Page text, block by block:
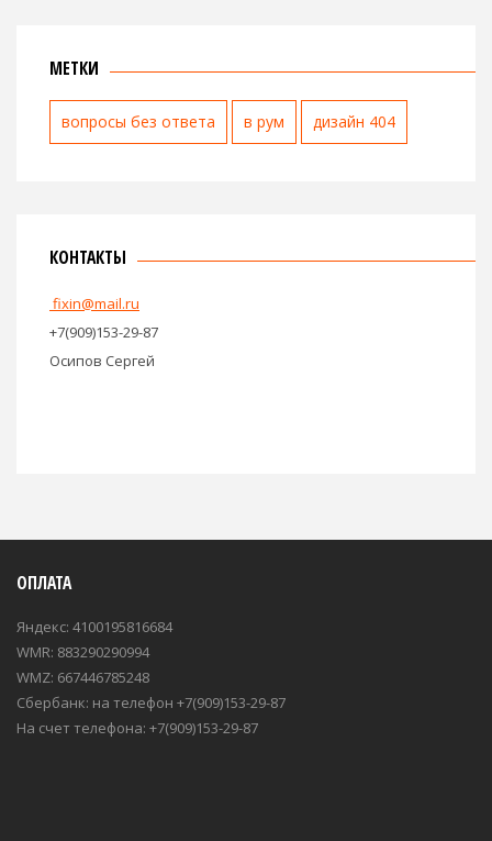
МЕТКИ
вопросы без ответа в рум дизайн 404
КОНТАКТЫ
fixin@mail.ru
+7(909)153-29-87
Осипов Сергей
ОПЛАТА
Яндекс: 4100195816684
WMR: 883290290994
WMZ: 667446785248
Сбербанк: на телефон +7(909)153-29-87
На счет телефона: +7(909)153-29-87